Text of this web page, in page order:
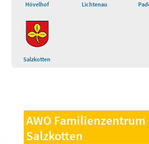
Hövelhof Lichtenau
Salzkotten
AWO Familienzentrum
Salzkotten